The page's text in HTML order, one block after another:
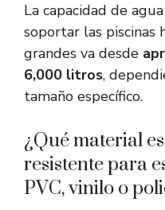
La capacidad de
soportar las piscinas
grandes va desde
6,000 litros,
tamaño específico.
¿Qué material
resistente para
PVC, vinilo o